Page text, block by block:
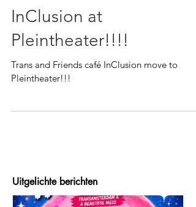
*Trans and Friends café
InClusion at
Pleintheater!!!!
Trans and Friends café InClusion move to
Uitgelichte berichten